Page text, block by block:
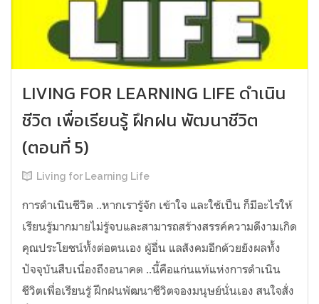
LIVING FOR LEARNING LIFE ดำเนิน
ชีวิต เพื่อเรียนรู้ ฝึกฝน พัฒนาชีวิต
(ตอนที่ 5)
Living for Learning Life
การดำเนินชีวิต​ ..หากเรารู้จัก​ เข้าใจ​ และใช้เป็น ก็มีอะไรให้
เรียนรู้มากมายไม่รู้จบ​และสามารถสร้างสรรค์ความดีงามเกิด
คุณประโยชน์ทั้งต่อตนเอง​ ผู้อื่น​ แลสังคมอีกด้วยยังผลทั้ง
ปัจจุบันสืบเนื่องถึงอนาคต​ ..นี้คือแก่นแท้แห่งการดำเนิน
ชีวิตเพื่อเรียนรู้​ ฝึก​ฝน​พัฒนาชีวิตจองมนุษย์นั่นเอง สนใจสั่ง